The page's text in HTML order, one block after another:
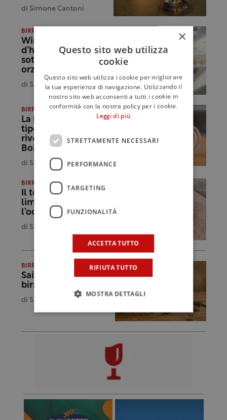
di Simone Cantoni
BIRRA DELLA SETTIMANA
Winterbier, bière
d’hiver: in Belgio,
sotto il vischio, con
orzo e luppolo
di Simone Cantoni
BIRRA DELLA SETTIMANA
La birra e le sue
tipologie: la
rivoluzionaria
Bohemian Pils
di Simone Cantoni
BIRRA DELLA SETTIMANA
Il tortino carote e
limone strizza
l’occhio alla birra
di Simone Cantoni
BIRRA DELLA SETTIMANA
Saison, le mille e una
birra. Capitolo 4
di Simone Cantoni
×
Questo sito web utilizza
cookie
Questo sito web utilizza i cookie per migliorare
la tua esperienza di navigazione. Utilizzando il
nostro sito web acconsenti a tutti i cookie in
conformità con la nostra policy per i cookie.
Leggi di più
STRETTAMENTE NECESSARI
PERFORMANCE
TARGETING
FUNZIONALITÀ
ACCETTA TUTTO
RIFIUTA TUTTO
MOSTRA DETTAGLI